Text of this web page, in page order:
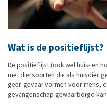
Wat is de positieflijst?
De positieflijst (ook wel huis- en
met diersoorten die als huisdier
geen gevaar vormen voor mens,
gevangenschap gewaarborgd